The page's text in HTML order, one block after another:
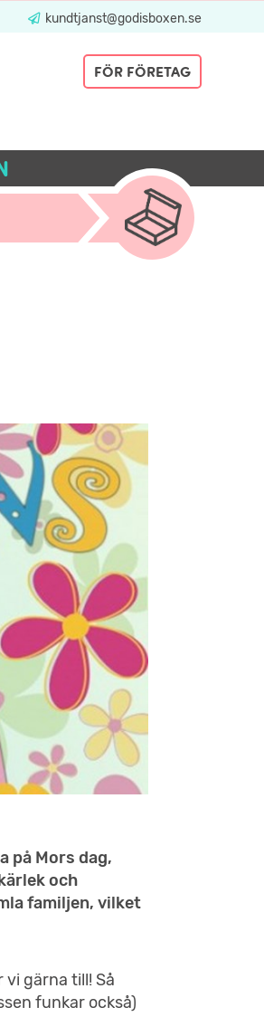
kundtjanst@godisboxen.se
FÖR FÖRETAG
på Mors dag,
och
familjen, vilket
gärna till! Så
funkar också)